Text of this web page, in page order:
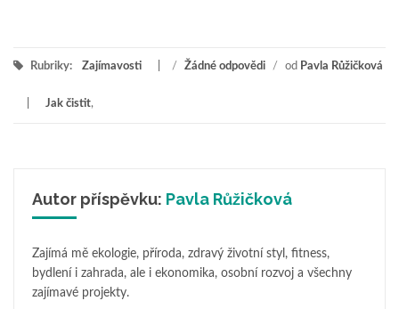
Rubriky: Zajímavosti / Žádné odpovědi / od Pavla Růžičková
Jak čistit,
Autor příspěvku: Pavla Růžičková
Zajímá mě ekologie, příroda, zdravý životní styl, fitness,
bydlení i zahrada, ale i ekonomika, osobní rozvoj a všechny
zajímavé projekty.